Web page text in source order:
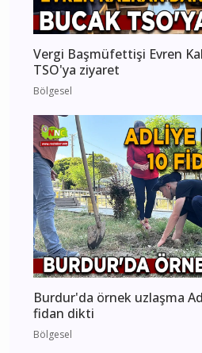
Vergi Başmüfettişi Evren
TSO'ya ziyaret
Bölgesel
Burdur'da örnek uzlaşma
fidan dikti
Bölgesel